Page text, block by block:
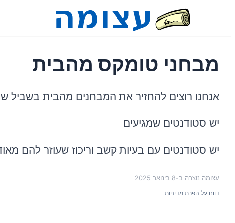
מבחני טומקס מהבית
אנחנו רוצים להחזיר את המבחנים מהבית בשביל
יש סטודנטים שמגיעים
יש סטודנטים עם בעיות קשב וריכוז שעוזר להם
עצומה נוצרה ב-8 בינואר 2025
דווח על הפרת מדיניות